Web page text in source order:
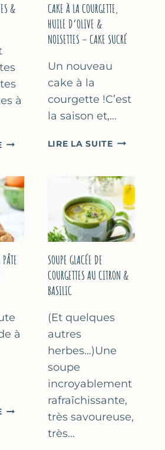
&
à
POÊLÉE
&
TOMATES
AU
THYM
CAKE À LA COURGETTE,
HUILE D’OLIVE &
NOISETTES – CAKE SUCRÉ
Un nouveau
cake à la
courgette !C’est
la saison et,…
LIRE LA SUITECAKE
HUILE
D’OLIVE
&
NOISETTES
SUCRÉ
à
ABRICOTS
SOUPE GLACÉE DE
COURGETTES AU CITRON &
BASILIC
(Et quelques
autres
herbes…)Une
soupe
incroyablement
rafraîchissante,
très savoureuse,
très…